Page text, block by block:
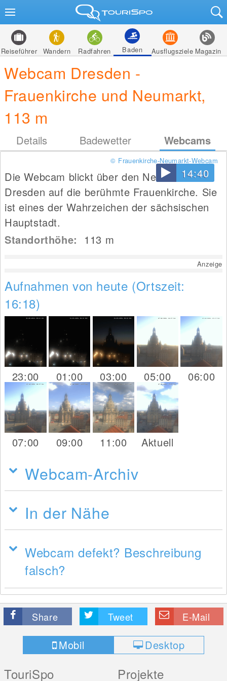
Reiseführer Wandern Radfahren Baden Ausflugsziele Magazin
Webcam Dresden -
Frauenkirche und Neumarkt,
113 m
Details Badewetter Webcams
14:40
© Frauenkirche-Neumarkt-Webcam
Die Webcam blickt über den Neumarkt in
Dresden auf die berühmte Frauenkirche. Sie
ist eines der Wahrzeichen der sächsischen
Hauptstadt.
Standorthöhe: 113 m
Anzeige
Aufnahmen von heute (Ortszeit:
16:18)
23:00 01:00 03:00 05:00 06:00
07:00 09:00 11:00 Aktuell
Webcam-Archiv
In der Nähe
Webcam defekt? Beschreibung
falsch?
Share Tweet E-Mail
Mobil Desktop
TouriSpo Projekte